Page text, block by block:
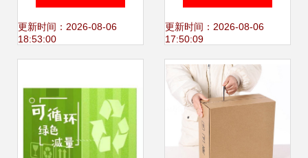
包装的永续利用赋
更新时间：2026-08-06
18:53:00
更轻松、更环保
更新时间：2026-08-06
17:50:09